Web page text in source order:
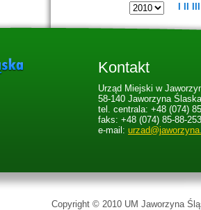
Kontakt
Urząd Miejski w
58-140 Jaworzyna
tel. centrala: +48 (074)
faks: +48 (074) 85-88-253
e-mail:
Copyright © 2010 UM Jaworzyna